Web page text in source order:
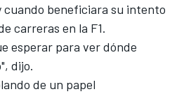
cuando beneficiara su intento
carreras en la F1.
esperar para ver dónde
dijo.
de un papel